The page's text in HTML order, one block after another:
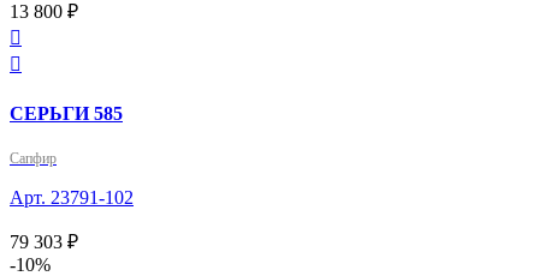
13 800 ₽


СЕРЬГИ 585
Сапфир
Арт. 23791-102
79 303 ₽
-10%